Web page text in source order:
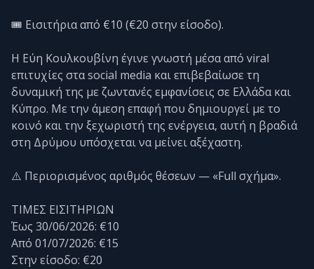
🎟️ Εισιτήρια από €10 (€20 στην είσοδο).
Η Εύη Κουλκουβίνη έγινε γνωστή μέσα από viral
επιτυχίες στα social media και επιβεβαίωσε τη
δυναμική της με ζωντανές εμφανίσεις σε Ελλάδα και
Κύπρο. Με την άμεση επαφή που δημιουργεί με το
κοινό και την ξεχωριστή της ενέργεια, αυτή η βραδιά
στη Δρύμου υπόσχεται να μείνει αξέχαστη.
⚠️ Περιορισμένος αριθμός θέσεων — «Full σχήμα».
ΤΙΜΕΣ ΕΙΣΙΤΗΡΙΩΝ
Έως 30/06/2026: €10
Από 01/07/2026: €15
Στην είσοδο: €20